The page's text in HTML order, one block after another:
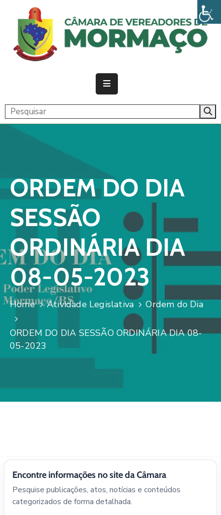
PÁGINA
INICIAL
LEGISLATIVA
PUBLICAÇÕES
CONTATO
ORDEM DO DIA
SESSÃO
ORDINÁRIA DIA
08-05-2023
Home Atividade Legislativa Ordem do Dia
ORDEM DO DIA SESSÃO ORDINÁRIA DIA 08-
05-2023
Encontre informações no site da Câmara
Pesquise publicações, atos, notícias e conteúdos
categorizados de forma detalhada.